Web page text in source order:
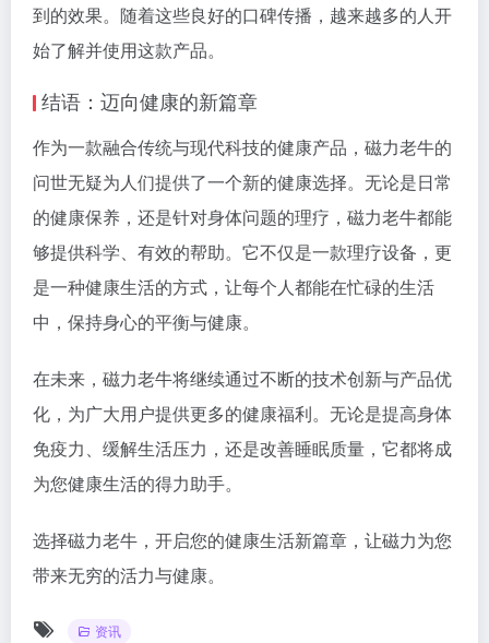
到的效果。随着这些良好的口碑传播，越来越多的人开
始了解并使用这款产品。
结语：迈向健康的新篇章
作为一款融合传统与现代科技的健康产品，磁力老牛的
问世无疑为人们提供了一个新的健康选择。无论是日常
的健康保养，还是针对身体问题的理疗，磁力老牛都能
够提供科学、有效的帮助。它不仅是一款理疗设备，更
是一种健康生活的方式，让每个人都能在忙碌的生活
中，保持身心的平衡与健康。
在未来，磁力老牛将继续通过不断的技术创新与产品优
化，为广大用户提供更多的健康福利。无论是提高身体
免疫力、缓解生活压力，还是改善睡眠质量，它都将成
为您健康生活的得力助手。
选择磁力老牛，开启您的健康生活新篇章，让磁力为您
带来无穷的活力与健康。
资讯